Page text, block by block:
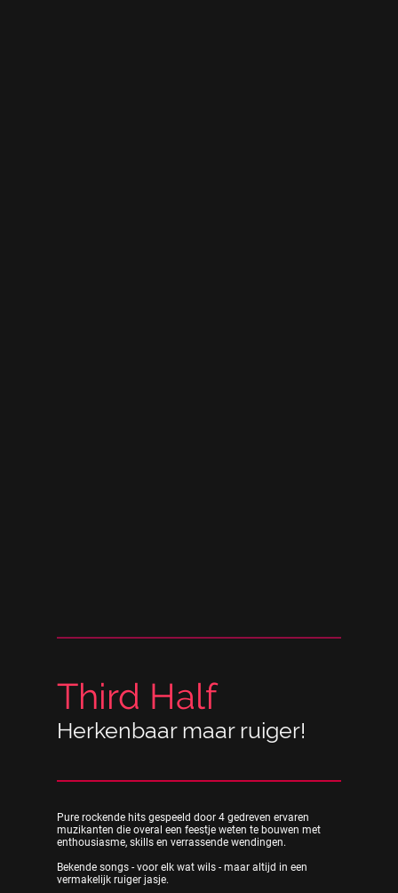
Third Half
Herkenbaar maar ruiger!
Pure rockende hits gespeeld door 4 gedreven ervaren
muzikanten die overal een feestje weten te bouwen met
enthousiasme, skills en verrassende wendingen.
Bekende songs - voor elk wat wils - maar altijd in een
vermakelijk ruiger jasje.